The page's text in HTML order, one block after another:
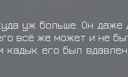
уж больше. Он даже
всё же может и не
его был